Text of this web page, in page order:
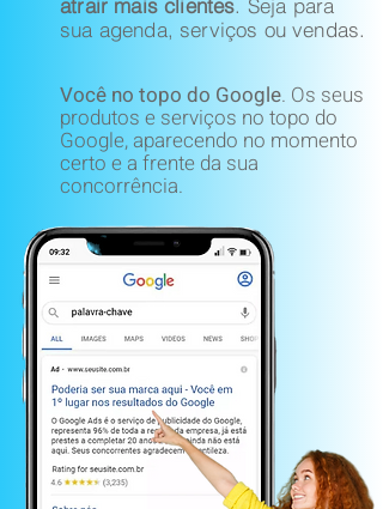
atrair mais clientes. Seja para
sua agenda, serviços ou vendas.
Você no topo do Google. Os seus
produtos e serviços no topo do
Google, aparecendo no momento
certo e a frente da sua
concorrência.